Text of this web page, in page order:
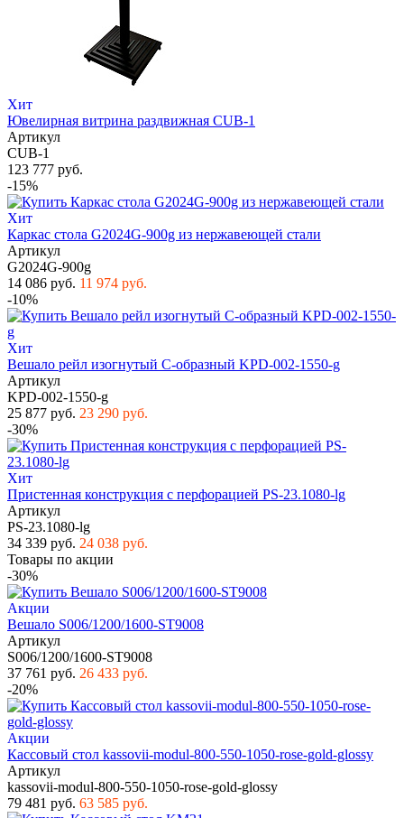
Хит
Ювелирная витрина раздвижная CUB-1
Артикул
CUB-1
123 777 руб.
-15%
Хит
Каркас стола G2024G-900g из нержавеющей стали
Артикул
G2024G-900g
14 086 руб. 11 974 руб.
-10%
Хит
Вешало рейл изогнутый С-образный KPD-002-1550-g
Артикул
KPD-002-1550-g
25 877 руб. 23 290 руб.
-30%
Хит
Пристенная конструкция с перфорацией PS-23.1080-lg
Артикул
PS-23.1080-lg
34 339 руб. 24 038 руб.
Товары по акции
-30%
Акции
Вешало S006/1200/1600-ST9008
Артикул
S006/1200/1600-ST9008
37 761 руб. 26 433 руб.
-20%
Акции
Кассовый стол kassovii-modul-800-550-1050-rose-gold-glossy
Артикул
kassovii-modul-800-550-1050-rose-gold-glossy
79 481 руб. 63 585 руб.